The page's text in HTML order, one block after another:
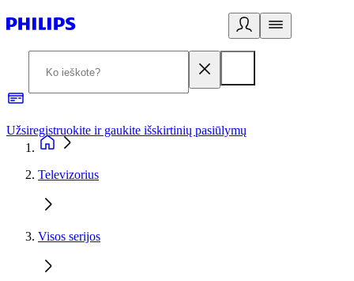
Užsiregistruokite ir gaukite išskirtinių pasiūlymų
Televizorius
Visos serijos